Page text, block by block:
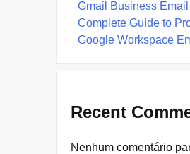
Gmail Business
Complete Guide to
Google Workspace
Recent
Nenhum comentário